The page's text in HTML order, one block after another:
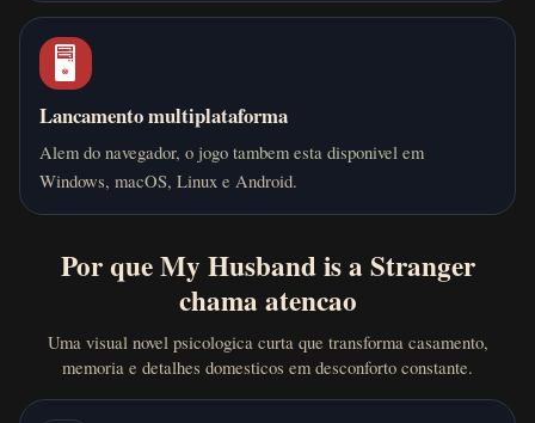
🖥️
Lancamento multiplataforma
Alem do navegador, o jogo tambem esta disponivel em
Windows, macOS, Linux e Android.
Por que My Husband is a Stranger
chama atencao
Uma visual novel psicologica curta que transforma casamento,
memoria e detalhes domesticos em desconforto constante.